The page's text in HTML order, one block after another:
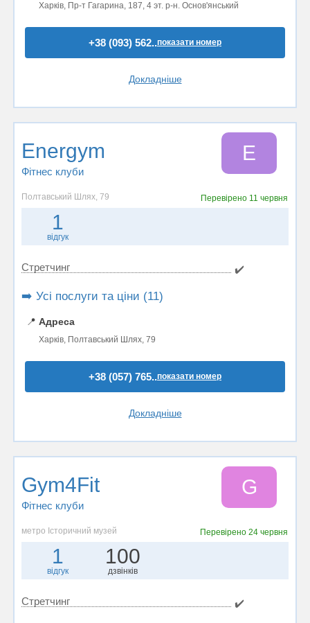
Харків, Пр-т Гагарина, 187, 4 эт. р-н. Основ'янський
+38 (093) 562..показати номер
Докладніше
Energym
Фітнес клуби
E
Полтавський Шлях, 79 Перевірено 11 червня
1
відгук
Стретчинг ✔️
➡️ Усі послуги та ціни (11)
📍 Адреса
Харків, Полтавський Шлях, 79
+38 (057) 765..показати номер
Докладніше
Gym4Fit
Фітнес клуби
G
метро Історичний музей Перевірено24 червня
1
відгук
100
дзвінків
Стретчинг ✔️